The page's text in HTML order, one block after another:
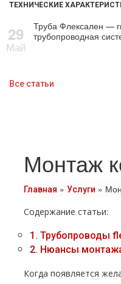
ТЕХНИЧЕСКИЕ
29
Май
Труба Флексален —
трубопроводная
Все статьи
Монтаж
Главная » Услуги »
Содержание статьи:
1. Трубопроводы
2. Нюансы
Когда появляется